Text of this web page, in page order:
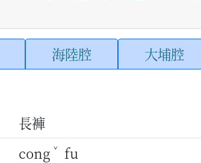
海陸腔 大埔腔
長褲
cong ˇ fu